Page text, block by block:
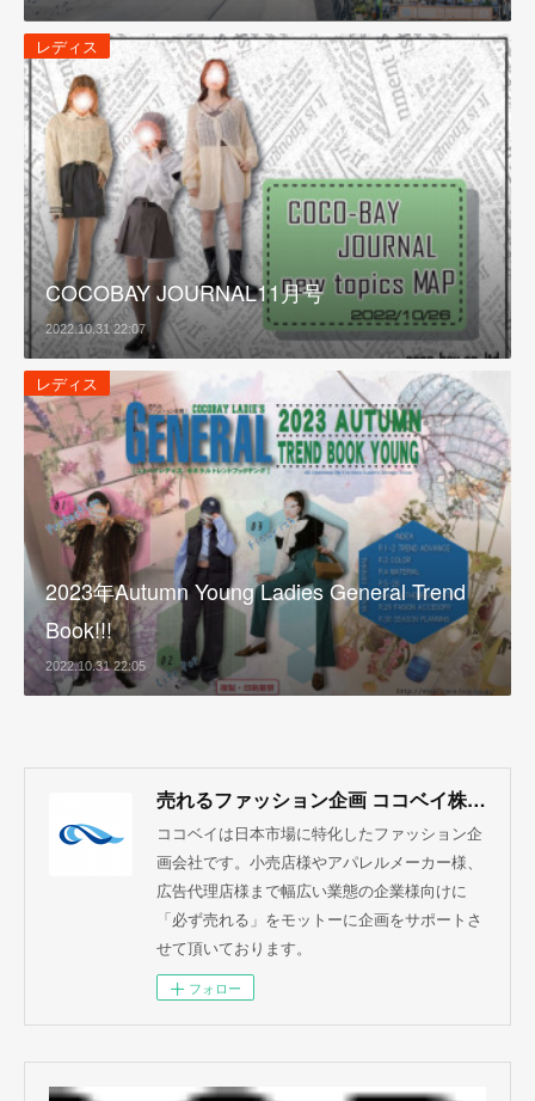
レディス
COCOBAY JOURNAL11月号
2022.10.31 22:07
レディス
2023年Autumn Young Ladies General Trend
Book!!!
2022.10.31 22:05
売れるファッション企画 ココベイ株式会社
ココベイは日本市場に特化したファッション企
画会社です。小売店様やアパレルメーカー様、
広告代理店様まで幅広い業態の企業様向けに
「必ず売れる」をモットーに企画をサポートさ
せて頂いております。
フォロー